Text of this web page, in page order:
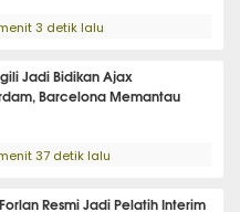
3 detik lalu
Jadi Bidikan Ajax
Barcelona Memantau
37 detik lalu
Resmi Jadi Pelatih Interim